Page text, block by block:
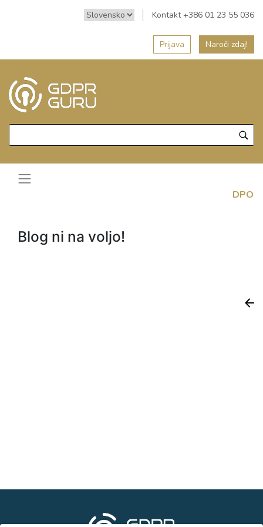
Kontakt +386 01 23 55 036
Prijava Naroči zdaj!
DPO
Blog ni na voljo!